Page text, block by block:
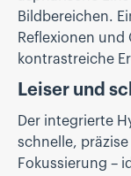
Bildbereichen.
Reflexionen
kontrastreiche
Leiser und
Der integrierte
schnelle,
Fokussierung –